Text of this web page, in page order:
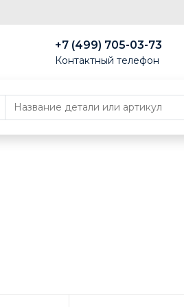
+7 (499) 705-03-73
Контактный телефон